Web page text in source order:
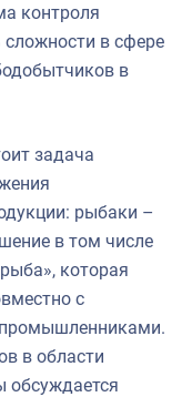
контроля
сложности в сфере
в
задача
рыбаки –
в том числе
которая
с
в области
обсуждается